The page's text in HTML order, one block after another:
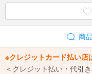
商
※クレジットカード払い店
＜クレジット払い・代引